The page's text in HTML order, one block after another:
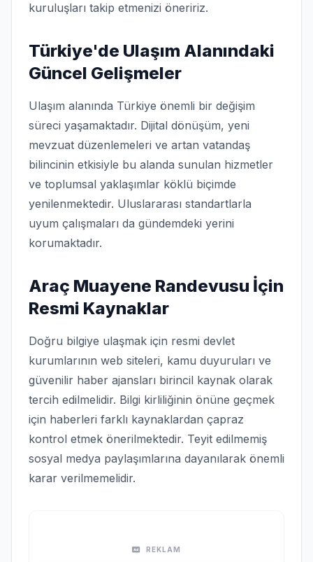
kuruluşları takip etmenizi öneririz.
Türkiye'de Ulaşım Alanındaki
Güncel Gelişmeler
Ulaşım alanında Türkiye önemli bir değişim
süreci yaşamaktadır. Dijital dönüşüm, yeni
mevzuat düzenlemeleri ve artan vatandaş
bilincinin etkisiyle bu alanda sunulan hizmetler
ve toplumsal yaklaşımlar köklü biçimde
yenilenmektedir. Uluslararası standartlarla
uyum çalışmaları da gündemdeki yerini
korumaktadır.
Araç Muayene Randevusu İçin
Resmi Kaynaklar
Doğru bilgiye ulaşmak için resmi devlet
kurumlarının web siteleri, kamu duyuruları ve
güvenilir haber ajansları birincil kaynak olarak
tercih edilmelidir. Bilgi kirliliğinin önüne geçmek
için haberleri farklı kaynaklardan çapraz
kontrol etmek önerilmektedir. Teyit edilmemiş
sosyal medya paylaşımlarına dayanılarak önemli
karar verilmemelidir.
REKLAM